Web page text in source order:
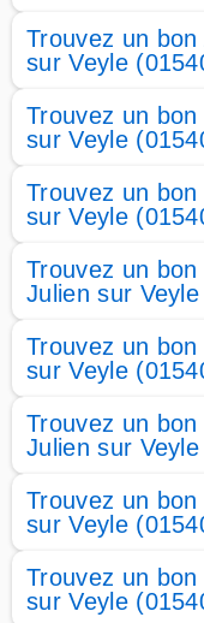
Trouvez un
sur Veyle
Trouvez un
sur Veyle
Trouvez un
sur Veyle
Trouvez un
Julien sur
Trouvez un
sur Veyle
Trouvez un
Julien sur
Trouvez un
sur Veyle
Trouvez un
sur Veyle